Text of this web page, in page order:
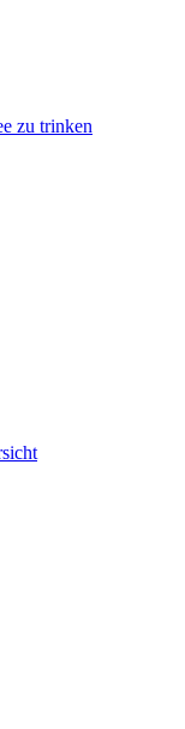
zu trinken